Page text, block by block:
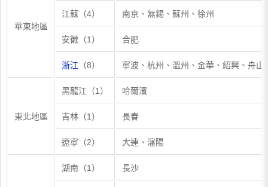
華東地區
江蘇（4） 南京、無錫、蘇州、徐州
安徽（1） 合肥
浙江 （8） 寧波、杭州、溫州、金華、紹興、舟山
東北地區
黑龍江（1） 哈爾濱
吉林（1） 長春
遼寧（2） 大連、瀋陽
湖南（1） 長沙